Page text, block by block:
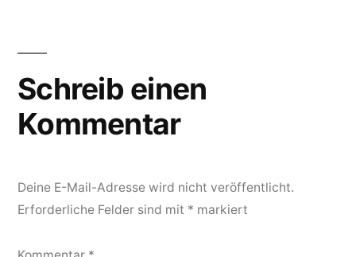
Schreib einen
Kommentar
Deine E-Mail-Adresse wird nicht veröffentlicht.
Erforderliche Felder sind mit * markiert